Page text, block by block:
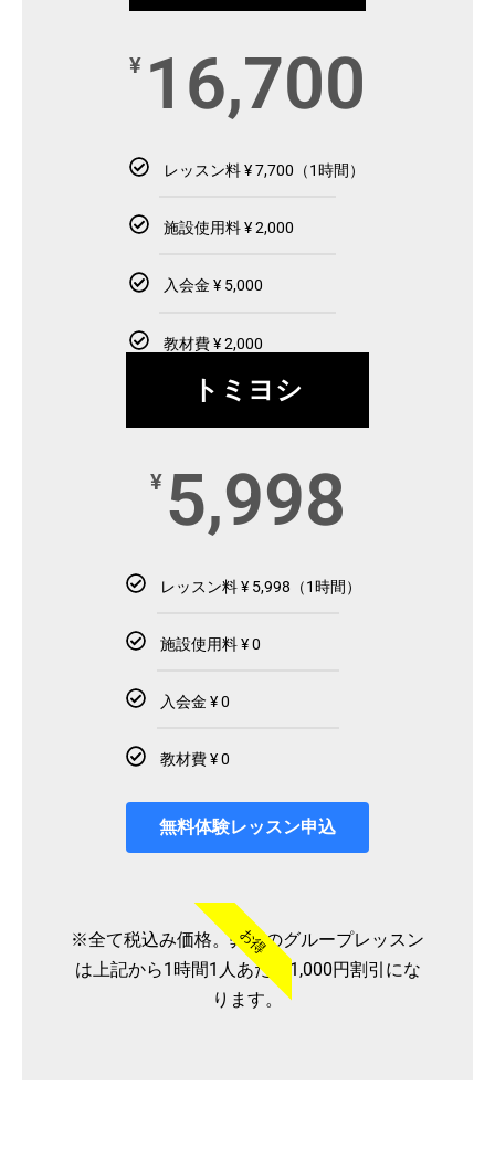
¥ 16,700
レッスン料 ¥ 7,700（1時間）
施設使用料 ¥ 2,000
入会金 ¥ 5,000
教材費 ¥ 2,000
トミヨシ
¥ 5,998
レッスン料 ¥ 5,998（1時間）
施設使用料 ¥ 0
入会金 ¥ 0
教材費 ¥ 0
無料体験レッスン申込
お得
※全て税込み価格。弊社のグループレッスン
は上記から1時間1人あたり1,000円割引にな
ります。